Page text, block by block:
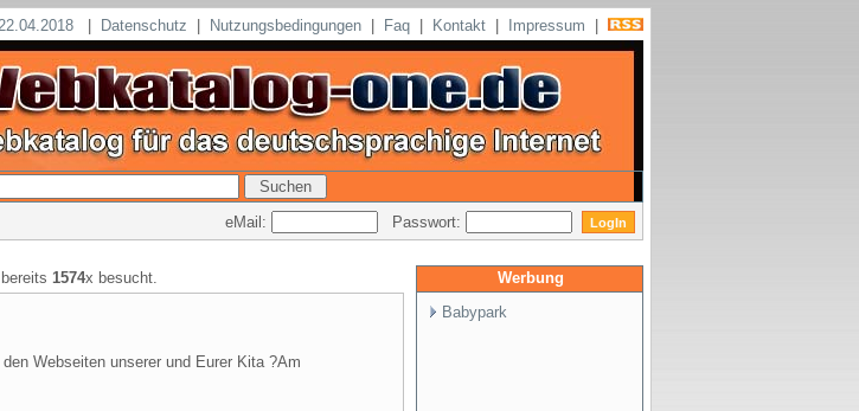
Datenschutz Nutzungsbedingungen Faq Kontakt Impressum
eMail: Passwort:
1574x besucht.
Webseiten unserer und Eurer Kita ?Am
Werbung
Babypark